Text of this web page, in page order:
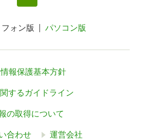
ォン版 パソコン版
報保護基本方針
するガイドライン
の取得について
合わせ 運営会社